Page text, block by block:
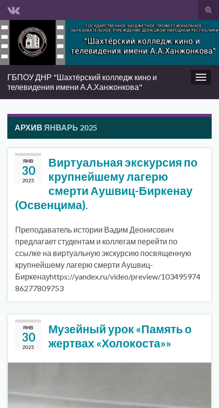
Вкл/
Search for:
Вкл/
ГБПОУ ДНР "Шахтёрский колледж кино и
телевидения имени А.А.Ханжонкова"
АРХИВ ЯНВАРЬ 2025
ЯНВ
30
2025
Виртуальная экскурсия по
крупнейшему лагерю
смерти Аушвиц-Биркенау
(Освенцима).
Преподаватель истории Вадим Деонисович
предлагает студентам и коллегам перейти по
ссылке на виртуальную экскурсию посвященную
крупнейшему лагерю смерти Аушвиц-
Биркенауhttps://yandex.ru/video/preview/103495974
86277809753
ЯНВ
30
2025
Музейный урок «Память о
жертвах «Холокоста»»